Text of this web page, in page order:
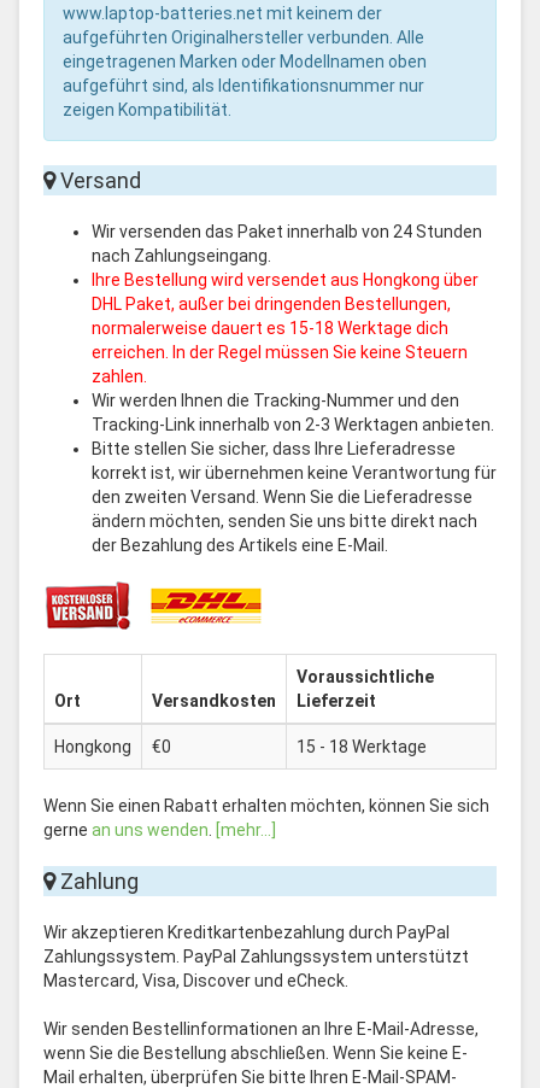
www.laptop-batteries.net mit keinem der
aufgeführten Originalhersteller verbunden. Alle
eingetragenen Marken oder Modellnamen oben
aufgeführt sind, als Identifikationsnummer nur
zeigen Kompatibilität.
Versand
Wir versenden das Paket innerhalb von 24 Stunden
nach Zahlungseingang.
Ihre Bestellung wird versendet aus Hongkong über
DHL Paket, außer bei dringenden Bestellungen,
normalerweise dauert es 15-18 Werktage dich
erreichen. In der Regel müssen Sie keine Steuern
zahlen.
Wir werden Ihnen die Tracking-Nummer und den
Tracking-Link innerhalb von 2-3 Werktagen anbieten.
Bitte stellen Sie sicher, dass Ihre Lieferadresse
korrekt ist, wir übernehmen keine Verantwortung für
den zweiten Versand. Wenn Sie die Lieferadresse
ändern möchten, senden Sie uns bitte direkt nach
der Bezahlung des Artikels eine E-Mail.
Ort Versandkosten
Voraussichtliche
Lieferzeit
Hongkong €0 15 - 18 Werktage
Wenn Sie einen Rabatt erhalten möchten, können Sie sich
gerne an uns wenden [mehr...]
Zahlung
Wir akzeptieren Kreditkartenbezahlung durch PayPal
Zahlungssystem. PayPal Zahlungssystem unterstützt
Mastercard, Visa, Discover und eCheck.
Wir senden Bestellinformationen an Ihre E-Mail-Adresse,
wenn Sie die Bestellung abschließen. Wenn Sie keine E-
Mail erhalten, überprüfen Sie bitte Ihren E-Mail-SPAM-